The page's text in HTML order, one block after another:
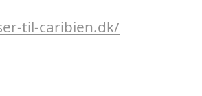
til-caribien.dk/